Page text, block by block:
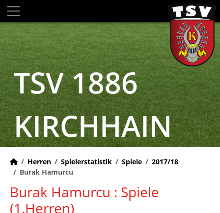
TSV 1886
KIRCHHAIN
Herren Spielerstatistik Spiele
2017/18
Burak Hamurcu
Burak Hamurcu : Spiele
(1.Herren)